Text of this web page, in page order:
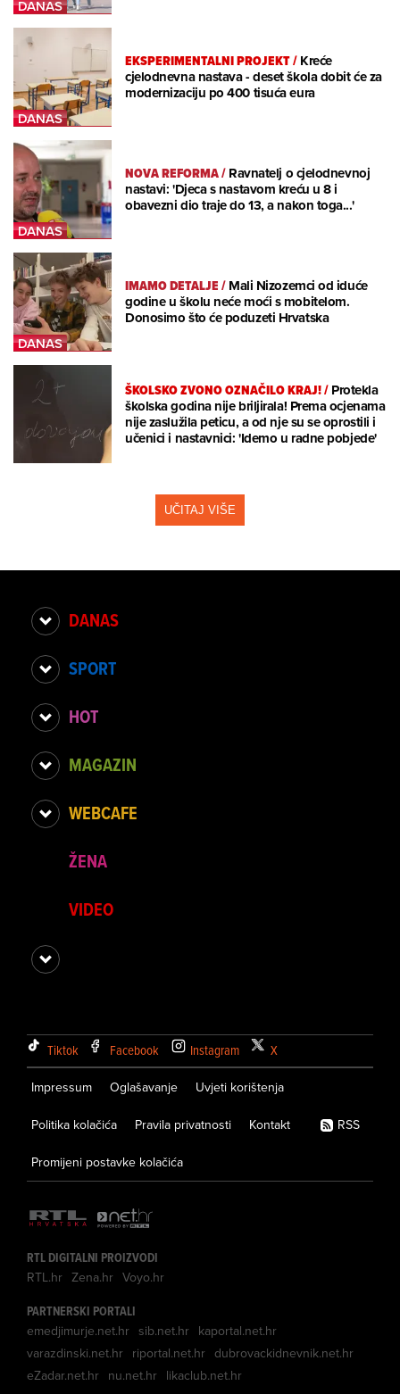
EKSPERIMENTALNI PROJEKT/Kreće
cjelodnevna nastava - deset škola dobit će za
modernizaciju po 400 tisuća eura
NOVA REFORMA/Ravnatelj o cjelodnevnoj
nastavi: 'Djeca s nastavom kreću u 8 i
obavezni dio traje do 13, a nakon toga...'
IMAMO DETALJE/Mali Nizozemci od iduće
godine u školu neće moći s mobitelom.
Donosimo što će poduzeti Hrvatska
ŠKOLSKO ZVONO OZNAČILO KRAJ!/Protekla
školska godina nije briljirala! Prema ocjenama
nije zaslužila peticu, a od nje su se oprostili i
učenici i nastavnici: 'Idemo u radne pobjede'
UČITAJ VIŠE
DANAS
SPORT
HOT
MAGAZIN
WEBCAFE
ŽENA
VIDEO
Tiktok Facebook Instagram X
Impressum Oglašavanje Uvjeti korištenja
Politika kolačića Pravila privatnosti Kontakt
Promijeni postavke kolačića
RSS
RTL DIGITALNI PROIZVODI
RTL.hr Zena.hr Voyo.hr
PARTNERSKI PORTALI
emedjimurje.net.hr sib.net.hr kaportal.net.hr
varazdinski.net.hr riportal.net.hr dubrovackidnevnik.net.hr
eZadar.net.hr nu.net.hr likaclub.net.hr